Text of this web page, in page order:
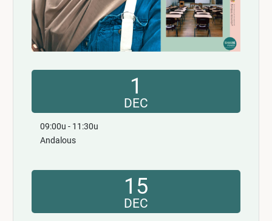
1
DEC
09:00u - 11:30u
Andalous
15
DEC